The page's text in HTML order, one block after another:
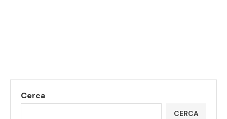
Cerca
CERCA